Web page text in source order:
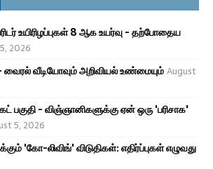
உயிரிழப்புகள் 8 ஆக உயர்வு - தற்போதைய
2026
- வைரல் வீடியோவும் அறிவியல் உண்மையும்August
பகுதி - விஞ்ஞானிகளுக்கு ஏன் ஒரு 'பரிசாக'
5, 2026
'கோ-லிவிங்' விடுதிகள்: எதிர்ப்புகள் எழுவது